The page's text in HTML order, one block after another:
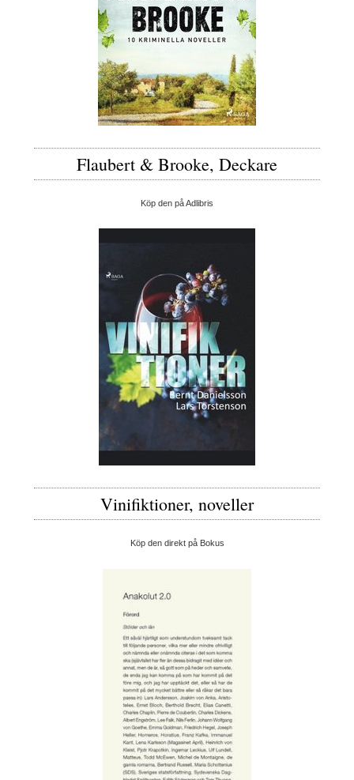
Flaubert & Brooke, Deckare
Köp den på Adlibris
Vinifiktioner, noveller
Köp den direkt på Bokus